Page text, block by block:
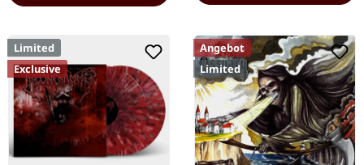
Limited
Exclusive
Angebot
Limited